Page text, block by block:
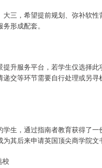
大三，希望提前规划、弥补软
形成配套。
提升服务平台，若学生仅选择
递交等环节需要自行处理或另寻
学生，通过指南者教育获得了
为其后来申请英国顶尖商学院文
校